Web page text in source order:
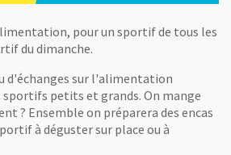
pour un sportif de tous les
du dimanche.
d'échanges sur l'alimentation
petits et grands. On mange
? Ensemble on préparera des encas
à déguster sur place ou à